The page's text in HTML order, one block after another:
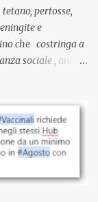
pertosse,
e
che costringa a
sociale , anche
di ricompense,
visto
Se non sei stato
sentire una
che minacci le